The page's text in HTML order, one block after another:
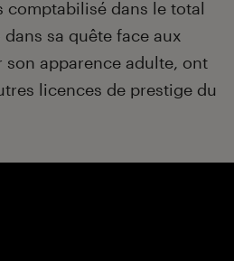
comptabilisé dans le total
sa quête face aux
apparence adulte, ont
licences de prestige du